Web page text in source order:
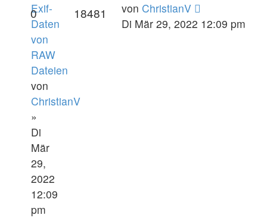
Exif-
Daten
von
RAW
Dateien
von
ChristianV
»
Di
Mär
29,
2022
12:09
pm
0 18481 von ChristianV
Di Mär 29, 2022 12:09 pm